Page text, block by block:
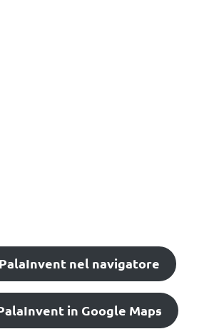
nel navigatore
in Google Maps